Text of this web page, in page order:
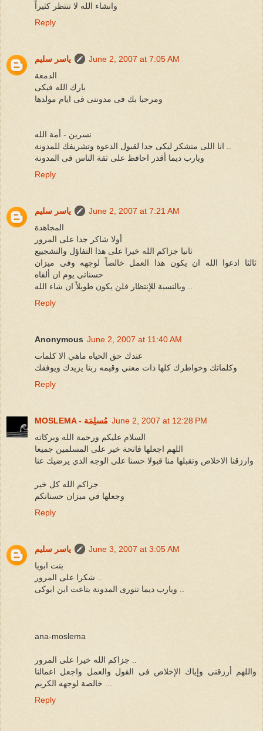
وانشاء الله لا تنتظر كثيراً
Reply
ياسر سليم
June 2, 2007 at 7:05 AM
الدمعة
بارك الله فيكى
ومرحبا بك فى مدونتى فى ايام مولدها
نسرين - أمة الله
انا اللى متشكر ليكى جدا لقبول الدعوة وتشريفك للمدونة ..
ويارب ديما أقدر احافظ على ثقة الناس فى المدونة
Reply
ياسر سليم
June 2, 2007 at 7:21 AM
المجاهدة
أولا شاكر جدا على المرور
ثانيا جزاكم الله خيرا على هذا التفاؤل والتشجييع
ثالثا ادعوا الله ان يكون هذا العمل خالصاً لوجهه وفى ميزان
حسناتى يوم ان ألقاه
وبالنسبة للإنتظار فلن يكون طويلاً ان شاء الله ..
Reply
Anonymous June 2, 2007 at 11:40 AM
عندك حق الحياه ماهي الا كلمات
وكلماتك وخواطرك كلها ذات معني وقيمه ربنا يزيدك ويوفقك
Reply
MOSLEMA - مُسلِمَة June 2, 2007 at 12:28 PM
السلام عليكم ورحمة الله وبركاته
اللهم اجعلها فاتحة خير على المسلمين جميعا
وارزقنا الاخلاص وتقبلها منا قبولا حسنا على الوجه الذي يرضيك عنا
جزاكم الله كل خير
وجعلها في ميزان حسناتكم
Reply
ياسر سليم
June 3, 2007 at 3:05 AM
بنت ابويا
ana-moslema
واللهم أرزقنى وإياك الإخلاص فى القول والعمل واجعل اعمالنا
Reply